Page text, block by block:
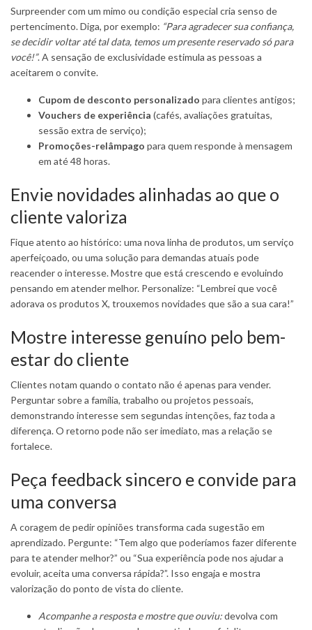
Surpreender com um mimo ou condição especial cria senso de
pertencimento. Diga, por exemplo: “Para agradecer sua confiança,
se decidir voltar até tal data, temos um presente reservado só para
você!”. A sensação de exclusividade estimula as pessoas a
aceitarem o convite.
Cupom de desconto personalizado para clientes antigos;
Vouchers de experiência (cafés, avaliações gratuitas,
sessão extra de serviço);
Promoções-relâmpago para quem responde à mensagem
em até 48 horas.
Envie novidades alinhadas ao que o
cliente valoriza
Fique atento ao histórico: uma nova linha de produtos, um serviço
aperfeiçoado, ou uma solução para demandas atuais pode
reacender o interesse. Mostre que está crescendo e evoluindo
pensando em atender melhor. Personalize: “Lembrei que você
adorava os produtos X, trouxemos novidades que são a sua cara!”
Mostre interesse genuíno pelo bem-
estar do cliente
Clientes notam quando o contato não é apenas para vender.
Perguntar sobre a família, trabalho ou projetos pessoais,
demonstrando interesse sem segundas intenções, faz toda a
diferença. O retorno pode não ser imediato, mas a relação se
fortalece.
Peça feedback sincero e convide para
uma conversa
A coragem de pedir opiniões transforma cada sugestão em
aprendizado. Pergunte: “Tem algo que poderíamos fazer diferente
para te atender melhor?” ou “Sua experiência pode nos ajudar a
evoluir, aceita uma conversa rápida?”. Isso engaja e mostra
valorização do ponto de vista do cliente.
Acompanhe a resposta e mostre que ouviu:devolva com